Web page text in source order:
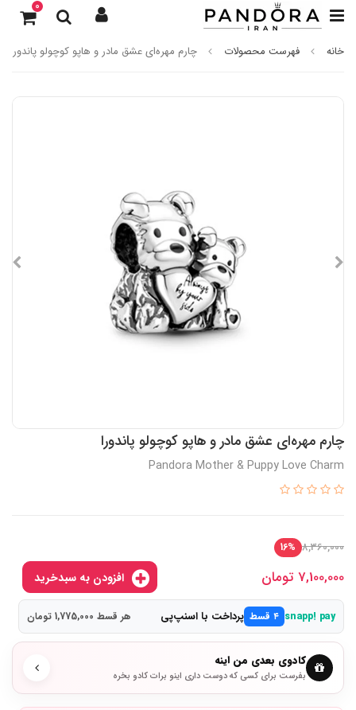
0
خانه فهرست محصولات چارم مهره‌ای عشق مادر و هاپو کوچولو پاندورا
چارم مهره‌ای عشق مادر و هاپو کوچولو پاندورا
Pandora Mother & Puppy Love Charm
8,360,000
16%
7,100,000 تومان
snapp! pay ۴ قسط پرداخت با اسنپ‌پی هر قسط 1,775,000 تومان
کادوی بعدی من اینه
بفرست برای کسی که دوست داری اینو برات کادو بخره